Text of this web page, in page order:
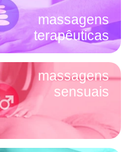
massagens
terapêuticas
massagens
sensuais